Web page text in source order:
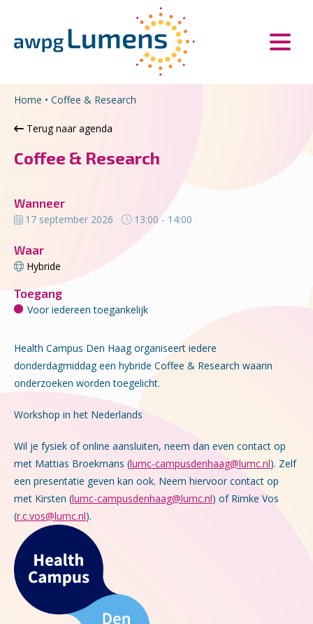
Home • Coffee & Research
Terug naar agenda
Coffee & Research
Wanneer
17 september 2026 13:00 - 14:00
Waar
Hybride
Toegang
Voor iedereen toegankelijk
Health Campus Den Haag organiseert iedere
donderdagmiddag een hybride Coffee & Research waarin
onderzoeken worden toegelicht.
Workshop in het Nederlands
Wil je fysiek of online aansluiten, neem dan even contact op
met Mattias Broekmans (lumc-campusdenhaag@lumc.nl). Zelf
een presentatie geven kan ook. Neem hiervoor contact op
met Kirsten (lumc-campusdenhaag@lumc.nl) of Rimke Vos
(r.c.vos@lumc.nl).